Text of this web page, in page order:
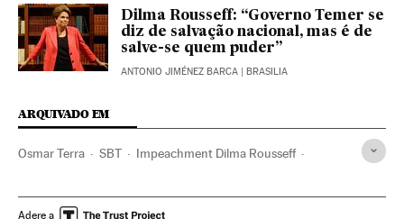
Dilma Rousseff: “Governo Temer se
diz de salvação nacional, mas é de
salve-se quem puder”
ANTONIO JIMÉNEZ BARCA | BRASILIA
ARQUIVADO EM
Osmar Terra SBT Impeachment Dilma Rousseff
Crise econômica Vice-presidente Brasil
Adere a